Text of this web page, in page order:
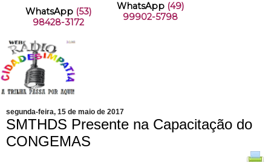
WhatsApp (53)
98428-3172
WhatsApp (49)
99902-5798
segunda-feira, 15 de maio de 2017
SMTHDS Presente na Capacitação do
CONGEMAS